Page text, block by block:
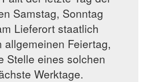
Samstag, Sonntag
Lieferort staatlich
allgemeinen Feiertag,
Stelle eines solchen
Werktage.